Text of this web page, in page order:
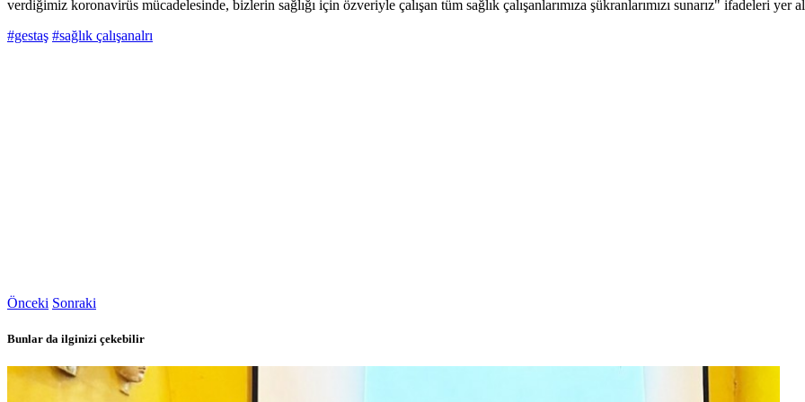
verdiğimiz koronavirüs mücadelesinde, bizlerin sağlığı için özveriyle çalışan tüm sağlık çalışanlarımıza şükranlarımızı sunarız" ifadeleri yer
#gestaş #sağlık çalışanalrı
Önceki Sonraki
Bunlar da ilginizi çekebilir